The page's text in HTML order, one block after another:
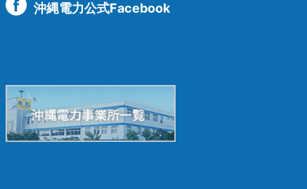
沖縄電力公式Facebook